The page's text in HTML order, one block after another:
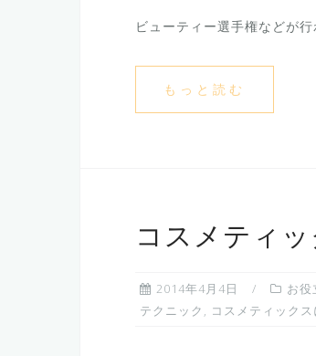
ビューティー選手権などが
もっと読む
コスメティ
2014年4月4日 お役
テクニック , コスメティック